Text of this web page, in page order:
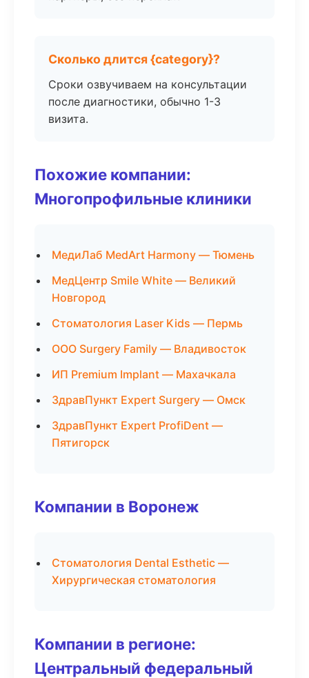
Сколько длится {category}?
Сроки озвучиваем на консультации
после диагностики, обычно 1-3
визита.
Похожие компании:
Многопрофильные клиники
МедиЛаб MedArt Harmony — Тюмень
МедЦентр Smile White — Великий
Новгород
Стоматология Laser Kids — Пермь
ООО Surgery Family — Владивосток
ИП Premium Implant — Махачкала
ЗдравПункт Expert Surgery — Омск
ЗдравПункт Expert ProfiDent —
Пятигорск
Компании в Воронеж
Стоматология Dental Esthetic —
Хирургическая стоматология
Компании в регионе:
Центральный федеральный